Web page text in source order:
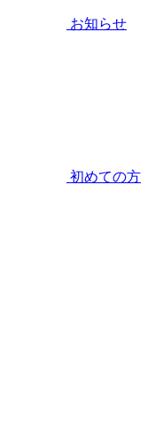
お知らせ
初めての方